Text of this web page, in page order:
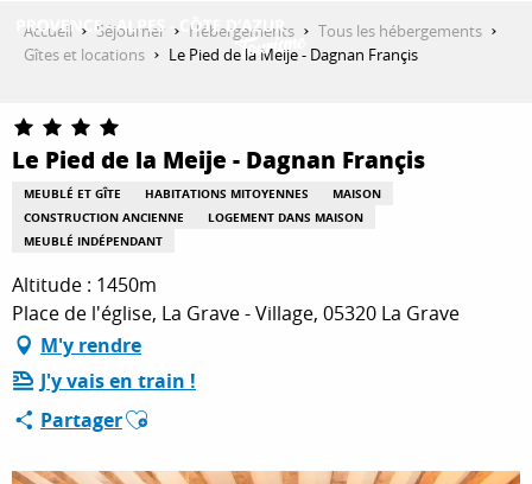
DÉCOUVRIR
QUE FAIRE ?
SÉJOURNER
ESPACE PRO
Accueil Séjourner Hébergements
Tous les hébergements
Gîtes et locations
Le Pied de la Meije - Dagnan Françis
Le Pied de la Meije - Dagnan Françis
MEUBLÉ ET GÎTE HABITATIONS MITOYENNES
MAISON
CONSTRUCTION ANCIENNE
LOGEMENT DANS MAISON
MEUBLÉ INDÉPENDANT
Altitude : 1450m
Place de l'église, La Grave - Village, 05320 La Grave
M'y rendre
J'y vais en train !
PartagerAjouter aux favoris